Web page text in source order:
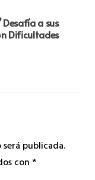
Desafía a sus
Dificultades
publicada.
con*